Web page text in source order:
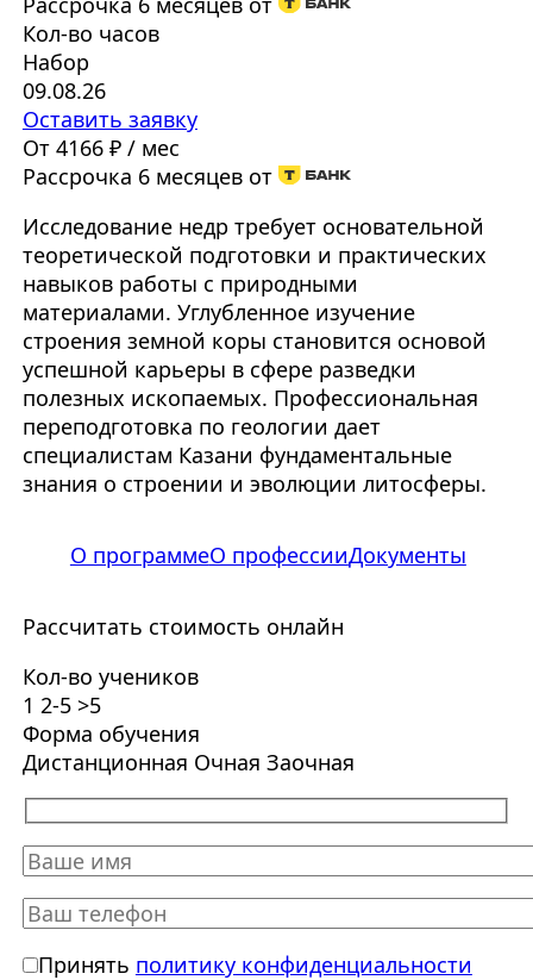
Кол-во часов
Набор
09.08.26
Оставить заявку
От 4166 ₽ / мес
Рассрочка 6 месяцев от
Исследование недр требует основательной
теоретической подготовки и практических
навыков работы с природными
материалами. Углубленное изучение
строения земной коры становится основой
успешной карьеры в сфере разведки
полезных ископаемых. Профессиональная
переподготовка по геологии дает
специалистам Казани фундаментальные
знания о строении и эволюции литосферы.
О программеО профессииДокументы
Рассчитать стоимость онлайн
Кол-во учеников
1 2-5 >5
Форма обучения
Дистанционная Очная Заочная
Принять политику конфиденциальности